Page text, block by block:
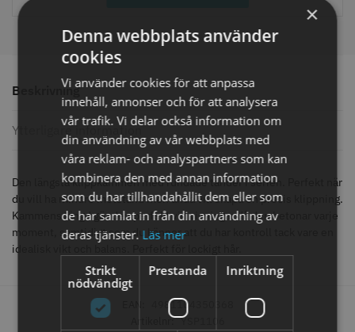
Beskrivning
Ytterligare information
Den längsta klippkammen med rundade tänder i serien. Perfekt när
du vill ha mindre motstånd men ändå vill skapa en precis klippning.
Kammens längd gör den perfekt vid visningar då den betonar varje
moment, samtidigt som du känner att du har kontroll tack vare en
idealisk vikt och balans. Perfekt för lockigt hår.
4981104350368
Artikelnr: YSP1106
Solidcos - Klippkappa med
299.00 kr
Info Köp
Solidcos Wolf 27T - 5.5"
Info
STORSÄLJARE
WAHL - Super Close
×
Denna webbplats använder
cookies
Vi använder cookies för att anpassa
innehåll, annonser och för att analysera
vår trafik. Vi delar också information om
din användning av vår webbplats med
våra reklam- och analyspartners som kan
kombinera den med annan information
som du har tillhandahållit dem eller som
de har samlat in från din användning av
deras tjänster. Läs mer
Strikt
nödvändigt
Prestanda Inriktning